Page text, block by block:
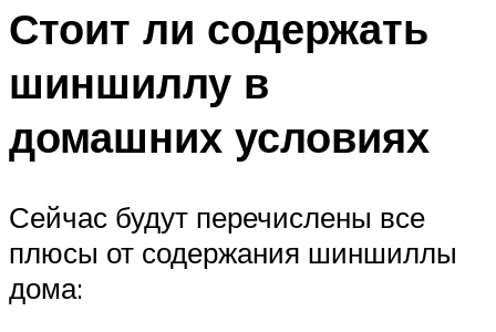
Стоит ли содержать
шиншиллу в
домашних условиях
Сейчас будут перечислены все
плюсы от содержания шиншиллы
дома: